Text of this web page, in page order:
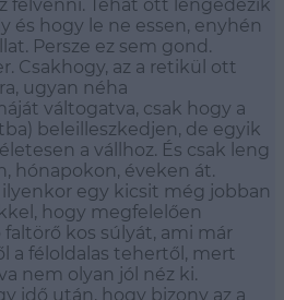
felvenni. Tehát ott lengedezik
és hogy le ne essen, enyhén
Persze ez sem gond.
Csakhogy, az a retikül ott
ugyan néha
váltogatva, csak hogy a
beleilleszkedjen, de egyik
a vállhoz. És csak leng
hónapokon, éveken át.
egy kicsit még jobban
hogy megfelelően
kos súlyát, ami már
a féloldalas tehertől, mert
nem olyan jól néz ki.
idő után, hogy bizony az a